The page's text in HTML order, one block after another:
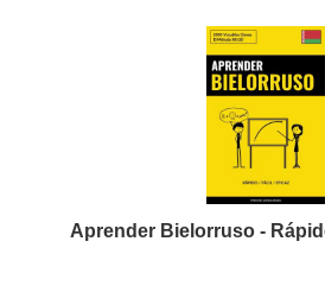
Aprender Bielorruso -